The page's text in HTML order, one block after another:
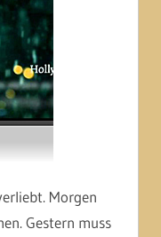
Morgen
Gestern muss